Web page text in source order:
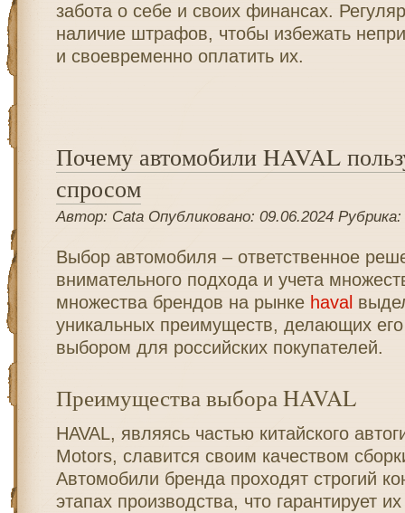
забота о себе и своих финансах.
наличие штрафов, чтобы избежать
и своевременно оплатить их.
Почему автомобили HAVAL
спросом
Автор: Cata Опубликовано: 09.06.2024 Рубрика:
Выбор автомобиля – ответственное
внимательного подхода и учета
множества брендов на рынке haval
уникальных преимуществ, делающих
выбором для российских покупателей.
Преимущества выбора HAVAL
HAVAL, являясь частью китайского
Motors, славится своим качеством
Автомобили бренда проходят строгий
этапах производства, что гарантирует